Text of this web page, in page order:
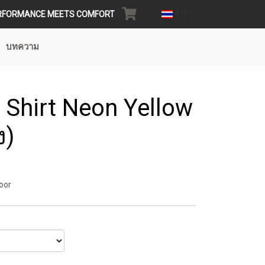
MEETS COMFORT TH
บทความ
Neon Yellow